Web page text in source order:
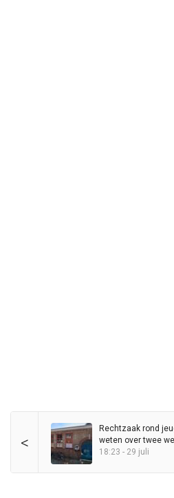
<
Rechtzaak rond
weten over twee
vertrekken
18:23 - 29 juli